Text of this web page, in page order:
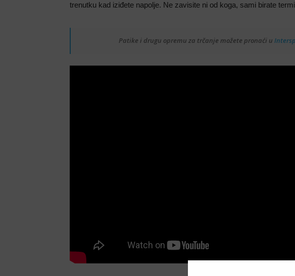
trenutku kad iziđete napolje. Ne zavisite ni od koga, sami birate
Patike i drugu opremu za trčanje možete pronaći u